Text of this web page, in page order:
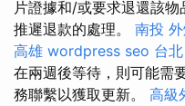
片證據和/或要求退還該
推遲退款的處理。 南投
高雄 wordpress seo 台
在兩週後等待，則可能需
務聯繫以獲取更新。 高級